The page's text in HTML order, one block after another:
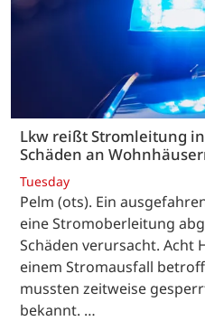
Lkw reißt Stromleitung
Schäden an
Tuesday
Pelm (ots). Ein
eine Stromoberleitung
Schäden verursacht. Acht
einem Stromausfall
mussten zeitweise
bekannt. …